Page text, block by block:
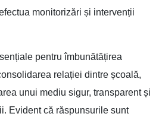
monitorizări și intervenții
pentru îmbunătățirea
relației dintre școală,
unui mediu sigur, transparent și
Evident că răspunsurile sunt